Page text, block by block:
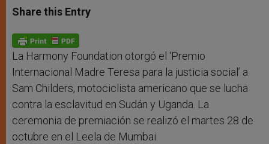
t
s
p
p
s
e
g
e
r
e
b
o
k
Share this Entry
La Harmony Foundation otorgó el ‘Premio
Internacional Madre Teresa para la justicia social’ a
Sam Childers, motociclista americano que se lucha
contra la esclavitud en Sudán y Uganda. La
ceremonia de premiación se realizó el martes 28 de
octubre en el Leela de Mumbai.